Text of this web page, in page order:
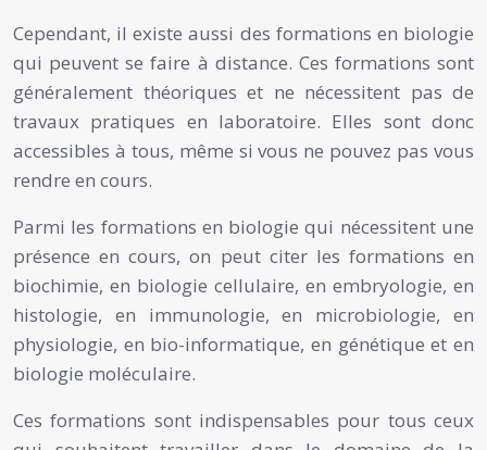
Cependant, il existe aussi des formations en biologie
qui peuvent se faire à distance. Ces formations sont
généralement théoriques et ne nécessitent pas de
travaux pratiques en laboratoire. Elles sont donc
accessibles à tous, même si vous ne pouvez pas vous
rendre en cours.
Parmi les formations en biologie qui nécessitent une
présence en cours, on peut citer les formations en
biochimie, en biologie cellulaire, en embryologie, en
histologie, en immunologie, en microbiologie, en
physiologie, en bio-informatique, en génétique et en
biologie moléculaire.
Ces formations sont indispensables pour tous ceux